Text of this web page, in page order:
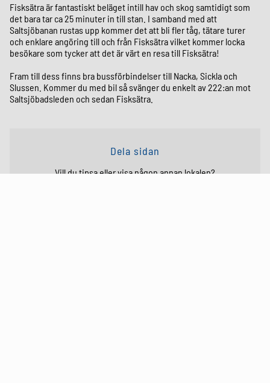
Fisksätra är fantastiskt beläget intill hav och skog samtidigt som
det bara tar ca 25 minuter in till stan. I samband med att
Saltsjöbanan rustas upp kommer det att bli fler tåg, tätare turer
och enklare angöring till och från Fisksätra vilket kommer locka
besökare som tycker att det är värt en resa till Fisksätra!
Fram till dess finns bra bussförbindelser till Nacka, Sickla och
Slussen. Kommer du med bil så svänger du enkelt av 222:an mot
Saltsjöbadsleden och sedan Fisksätra.
Dela sidan
Vill du tipsa eller visa någon annan lokalen?